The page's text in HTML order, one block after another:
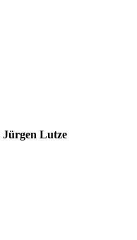
Jürgen Lutze